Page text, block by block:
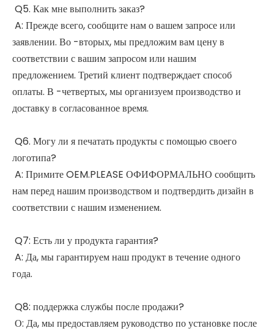
Q5. Как мне выполнить заказ?
A: Прежде всего, сообщите нам о вашем запросе или
заявлении. Во -вторых, мы предложим вам цену в
соответствии с вашим запросом или нашим
предложением. Третий клиент подтверждает способ
оплаты. В -четвертых, мы организуем производство и
доставку в согласованное время.
Q6. Могу ли я печатать продукты с помощью своего
логотипа?
A: Примите OEM.PLEASE ОФИФОРМАЛЬНО сообщить
нам перед нашим производством и подтвердить дизайн в
соответствии с нашим изменением.
Q7: Есть ли у продукта гарантия?
A: Да, мы гарантируем наш продукт в течение одного
года.
Q8: поддержка службы после продажи?
О: Да, мы предоставляем руководство по установке после